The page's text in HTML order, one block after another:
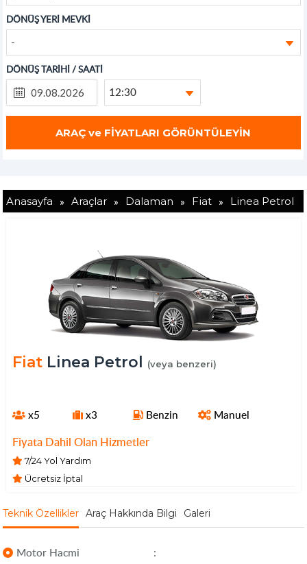
DÖNÜŞ YERİ MEVKİ
-
DÖNÜŞ TARİHİ / SAATİ
12:30
Anasayfa » Araçlar » Dalaman » Fiat » Linea Petrol
FiatLinea Petrol (veya benzeri)
x5 x3 Benzin Manuel
Fiyata Dahil Olan Hizmetler
7/24 Yol Yardım
Ücretsiz İptal
Teknik Özellikler Araç Hakkında Bilgi Galeri
Motor Hacmi
: